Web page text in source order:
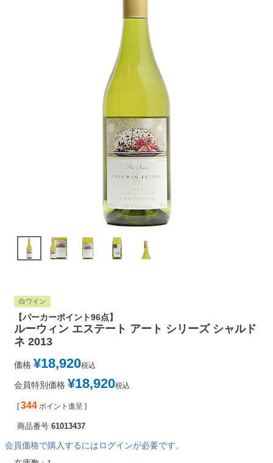
白ワイン
【パーカーポイント96点】
ルーウィン エステート アート シリーズ シャルド
ネ 2013
価格 ¥18,920税込
会員特別価格 ¥18,920税込
[ 344 ポイント進呈 ]
商品番号 61013437
会員価格で購入するにはログインが必要です。